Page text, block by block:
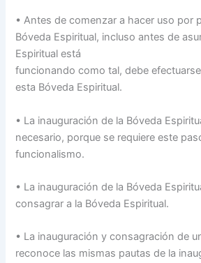
• Antes de comenzar a hacer uso por
Bóveda Espiritual, incluso antes de
Espiritual está
funcionando como tal, debe
esta Bóveda Espiritual.
• La inauguración de la Bóveda
necesario, porque se requiere este
funcionalismo.
• La inauguración de la Bóveda
consagrar a la Bóveda Espiritual.
• La inauguración y consagración de
reconoce las mismas pautas de la